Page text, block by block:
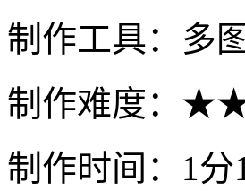
制作工具：多
制作难度：
制作时间：1分